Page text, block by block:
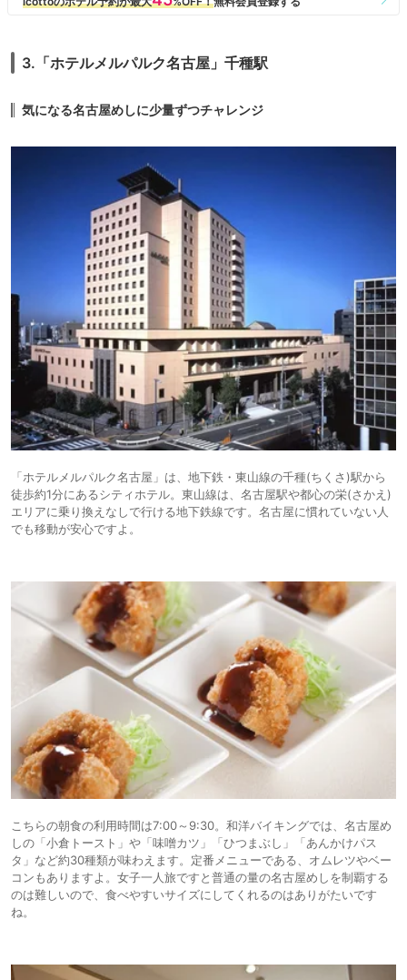
3.「ホテルメルパルク名古屋」千種駅
気になる名古屋めしに少量ずつチャレンジ
「ホテルメルパルク名古屋」は、地下鉄・東山線の千種(ちくさ)駅から
徒歩約1分にあるシティホテル。東山線は、名古屋駅や都心の栄(さかえ)
エリアに乗り換えなしで行ける地下鉄線です。名古屋に慣れていない人
でも移動が安心ですよ。
こちらの朝食の利用時間は7:00～9:30。和洋バイキングでは、名古屋め
しの「小倉トースト」や「味噌カツ」「ひつまぶし」「あんかけパス
タ」など約30種類が味わえます。定番メニューである、オムレツやベー
コンもありますよ。女子一人旅ですと普通の量の名古屋めしを制覇する
のは難しいので、食べやすいサイズにしてくれるのはありがたいです
ね。